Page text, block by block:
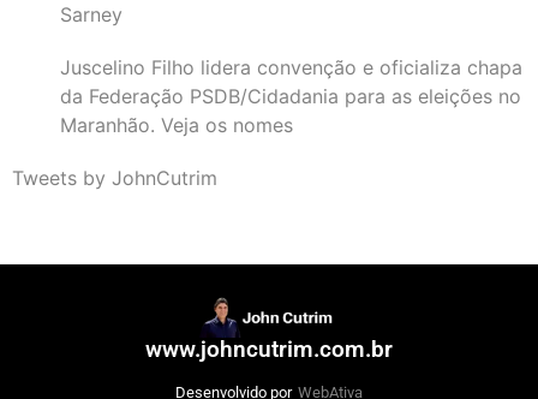
Sarney
Juscelino Filho lidera convenção e oficializa chapa
da Federação PSDB/Cidadania para as eleições no
Maranhão. Veja os nomes
Tweets by JohnCutrim
www.johncutrim.com.br
Desenvolvido por WebAtiva